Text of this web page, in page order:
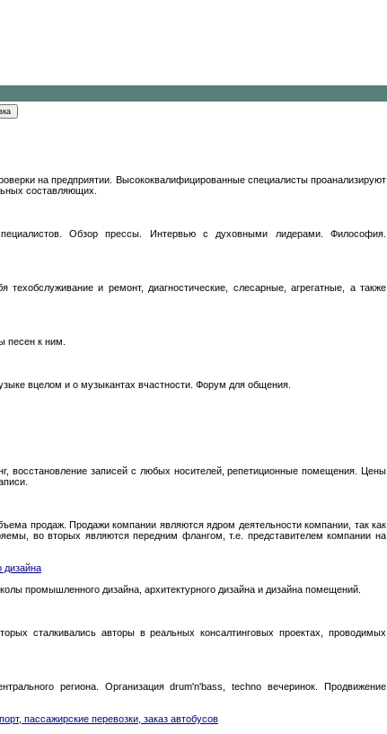
на предприятии. Высококвалифицированные специалисты проанализируют
составляющих.
Обзор прессы. Интервью с духовными лидерами. Философия.
и ремонт, диагностические, слесарные, агрегатные, а также
песен к ним.
вцелом и о музыкантах вчастности. Форум для общения.
восстановление записей с любых носителей, репетиционные помещения. Цены
продаж. Продажи компании являются ядром деятельности компании, так как
во вторых являются передним флангом, т.е. представителем компании на
дизайна
промышленного дизайна, архитектурного дизайна и дизайна помещений.
сталкивались авторы в реальных консалтинговых проектах, проводимых
региона. Организация drum'n'bass, techno вечеринок. Продвижение
пассажирские перевозки, заказ автобусов